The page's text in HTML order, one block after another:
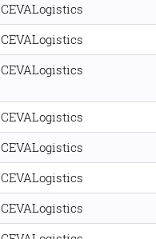
CEVALogistics
CEVALogistics
CEVALogistics
CEVALogistics
CEVALogistics
CEVALogistics
CEVALogistics